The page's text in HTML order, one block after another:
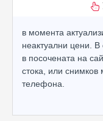
в момента
неактуални цени. В
в посочената на
стока, или
телефона.